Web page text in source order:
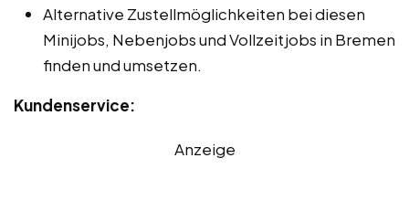
Alternative Zustellmöglichkeiten bei diesen
Minijobs, Nebenjobs und Vollzeitjobs in Bremen
finden und umsetzen.
Kundenservice:
Anzeige